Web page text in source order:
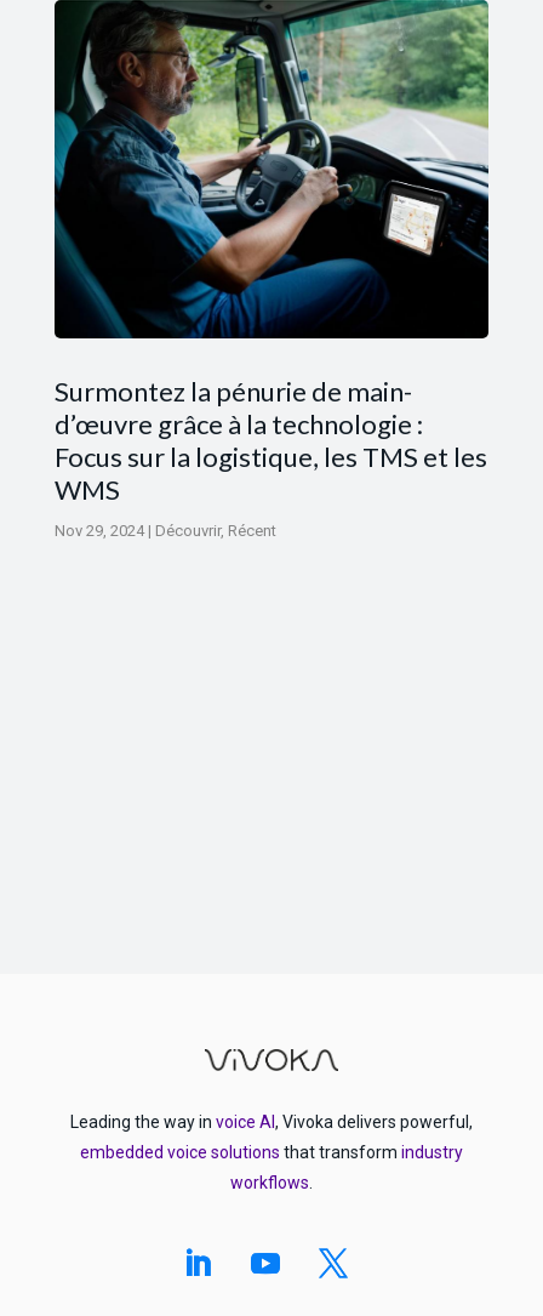
Surmontez la pénurie de main-
d’œuvre grâce à la technologie :
Focus sur la logistique, les TMS et les
WMS
Nov 29, 2024| Découvrir, Récent
Leading the way in voice AI , Vivoka delivers powerful,
embedded voice solutions that transform industry
workflows